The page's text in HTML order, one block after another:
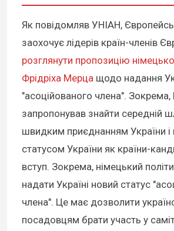
Як повідомляв УНІАН,
заохочує лідерів країн-членів
розглянути пропозицію
Фрідріха Мерца щодо надання
"асоційованого члена".
запропонував знайти середній
швидким приєднанням України і
статусом України як країни-
вступ. Зокрема, німецький
надати Україні новий статус
члена". Це має дозволити
посадовцям брати участь у